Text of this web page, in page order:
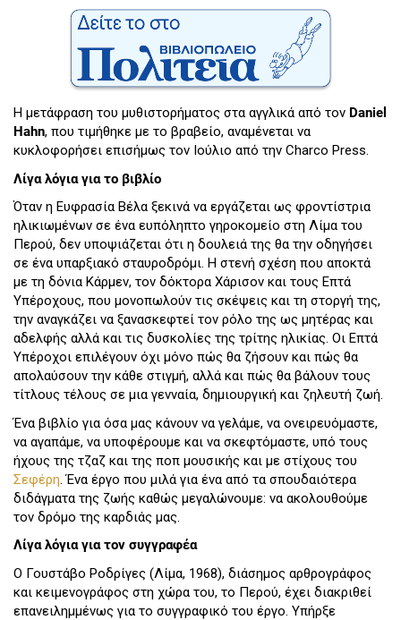
Η μετάφραση του μυθιστορήματος στα αγγλικά από τον Daniel
Hahn, που τιμήθηκε με το βραβείο, αναμένεται να
κυκλοφορήσει επισήμως τον Ιούλιο από την Charco Press.
Λίγα λόγια για το βιβλίο
Όταν η Ευφρασία Βέλα ξεκινά να εργάζεται ως φροντίστρια
ηλικιωμένων σε ένα ευπόληπτο γηροκομείο στη Λίμα του
Περού, δεν υποψιάζεται ότι η δουλειά της θα την οδηγήσει
σε ένα υπαρξιακό σταυροδρόμι. Η στενή σχέση που αποκτά
με τη δόνια Κάρμεν, τον δόκτορα Χάρισον και τους Επτά
Υπέροχους, που μονοπωλούν τις σκέψεις και τη στοργή της,
την αναγκάζει να ξανασκεφτεί τον ρόλο της ως μητέρας και
αδελφής αλλά και τις δυσκολίες της τρίτης ηλικίας. Οι Επτά
Υπέροχοι επιλέγουν όχι μόνο πώς θα ζήσουν και πώς θα
απολαύσουν την κάθε στιγμή, αλλά και πώς θα βάλουν τους
τίτλους τέλους σε μια γενναία, δημιουργική και ζηλευτή ζωή.
Ένα βιβλίο για όσα μας κάνουν να γελάμε, να ονειρευόμαστε,
να αγαπάμε, να υποφέρουμε και να σκεφτόμαστε, υπό τους
ήχους της τζαζ και της ποπ μουσικής και με στίχους του
Σεφέρη. Ένα έργο που μιλά για ένα από τα σπουδαιότερα
διδάγματα της ζωής καθώς μεγαλώνουμε: να ακολουθούμε
τον δρόμο της καρδιάς μας.
Λίγα λόγια για τον συγγραφέα
Ο Γουστάβο Ροδρίγες (Λίμα, 1968), διάσημος αρθρογράφος
και κειμενογράφος στη χώρα του, το Περού, έχει διακριθεί
επανειλημμένως για το συγγραφικό του έργο. Υπήρξε